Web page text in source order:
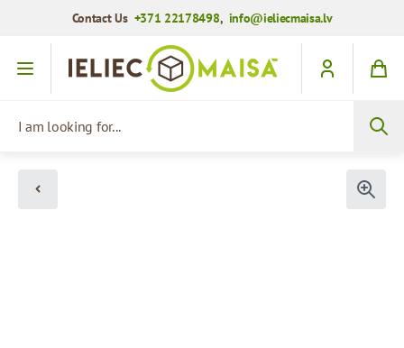
Contact Us +371 22178498, info@ieliecmaisa.lv
Skip to Content